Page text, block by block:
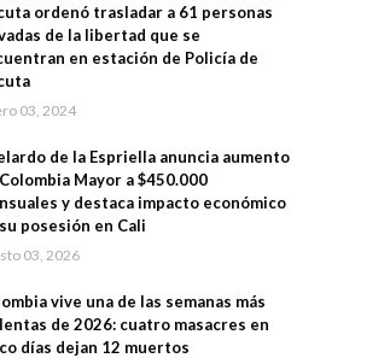
ordenó trasladar a 61 personas
de la libertad que se
en estación de Policía de
03, 2024
de la Espriella anuncia aumento
Mayor a $450.000
y destaca impacto económico
posesión en Cali
03, 2026
vive una de las semanas más
de 2026: cuatro masacres en
días dejan 12 muertos